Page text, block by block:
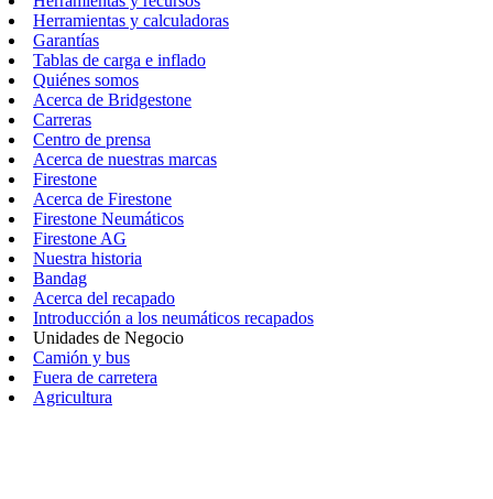
Herramientas y calculadoras
Garantías
Tablas de carga e inflado
Quiénes somos
Acerca de Bridgestone
Carreras
Centro de prensa
Acerca de nuestras marcas
Firestone
Acerca de Firestone
Firestone Neumáticos
Firestone AG
Nuestra historia
Bandag
Acerca del recapado
Introducción a los neumáticos recapados
Unidades de Negocio
Camión y bus
Fuera de carretera
Agricultura